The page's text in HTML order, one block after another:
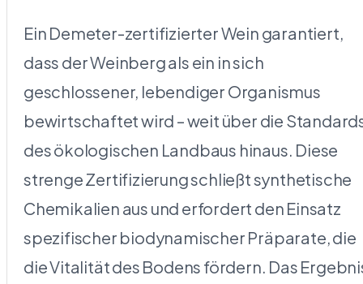
Ein Demeter-zertifizierter Wein garantiert,
dass der Weinberg als ein in sich
geschlossener, lebendiger Organismus
bewirtschaftet wird – weit über die
des ökologischen Landbaus hinaus. Diese
strenge Zertifizierung schließt synthetische
Chemikalien aus und erfordert den Einsatz
spezifischer biodynamischer Präparate, die
die Vitalität des Bodens fördern. Das